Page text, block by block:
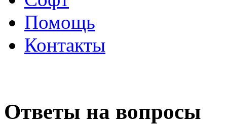
Помощь
Контакты
Ответы на вопросы